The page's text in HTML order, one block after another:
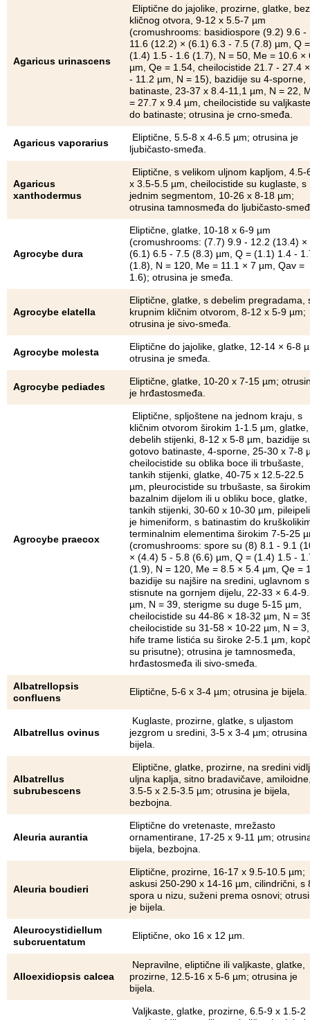
Agaricus urinascens
Eliptične do jajolike, prozirne, glatke, bez
kličnog otvora, 9-12 x 5.5-7 µm
(cromushrooms: basidiospore (9.2) 9.6 -
11.6 (12.2) × (6.1) 6.3 - 7.5 (7.8) µm, Q =
(1.4) 1.5 - 1.6 (1.7), N = 50, Me = 10.6 ×
µm, Qe = 1.54, cheilocistide 21.7 - 27.4
- 11.2 µm, N = 15), bazidije su 4-sporne,
batinaste, 23-37 x 8.4-11,1 µm, N = 22,
= 27.7 x 9.4 µm, cheilocistide su valjkaste
do batinaste; otrusina je crno-smeđa.
Agaricus vaporarius
Eliptične, 5.5-8 x 4-6.5 µm; otrusina je
ljubičasto-smeđa.
Agaricus
xanthodermus
Eliptične, s velikom uljnom kapljom, 4.5-
x 3.5-5.5 µm, cheilocistide su kuglaste, s
jednim segmentom, 10-26 x 8-18 µm;
otrusina tamnosmeđa do ljubičasto-
Agrocybe dura
Eliptične, glatke, 10-18 x 6-9 µm
(cromushrooms: (7.7) 9.9 - 12.2 (13.4) ×
(6.1) 6.5 - 7.5 (8.3) µm, Q = (1.1) 1.4 -
(1.8), N = 120, Me = 11.1 × 7 µm, Qav =
1.6); otrusina je smeđa.
Agrocybe elatella
Eliptične, glatke, s debelim pregradama,
krupnim kličnim otvorom, 8-12 x 5-9 µm;
otrusina je sivo-smeđa.
Agrocybe molesta
Eliptične do jajolike, glatke, 12-14 × 6-8
otrusina je smeđa.
Agrocybe pediades
Eliptične, glatke, 10-20 x 7-15 µm;
je hrđastosmeđa.
Agrocybe praecox
Eliptične, spljoštene na jednom kraju, s
kličnim otvorom širokim 1-1.5 µm, glatke,
debelih stijenki, 8-12 x 5-8 µm, bazidije
gotovo batinaste, 4-sporne, 25-30 x 7-8
cheilocistide su oblika boce ili trbušaste,
tankih stijenki, glatke, 40-75 x 12.5-22.5
µm, pleurocistide su trbušaste, sa širokim
bazalnim dijelom ili u obliku boce, glatke,
tankih stijenki, 30-60 x 10-30 µm,
je himeniform, s batinastim do
terminalnim elementima širokim 7-5-25
(cromushrooms: spore su (8) 8.1 - 9.1
× (4.4) 5 - 5.8 (6.6) µm, Q = (1.4) 1.5 -
(1.9), N = 120, Me = 8.5 × 5.4 µm, Qe =
bazidije su najšire na sredini, uglavnom
stisnute na gornjem dijelu, 22-33 × 6.4-
µm, N = 39, sterigme su duge 5-15 µm,
cheilocistide su 44-86 × 18-32 µm, N =
cheilocistide su 31-58 × 10-22 µm, N = 3,
hife trame listića su široke 2-5.1 µm,
su prisutne); otrusina je tamnosmeđa,
hrđastosmeđa ili sivo-smeđa.
Albatrellopsis
confluens
Eliptične, 5-6 x 3-4 µm; otrusina je bijela.
Albatrellus ovinus
Kuglaste, prozirne, glatke, s uljastom
jezgrom u sredini, 3-5 x 3-4 µm; otrusina
bijela.
Albatrellus
subrubescens
Eliptične, glatke, prozirne, na sredini
uljna kaplja, sitno bradavičave,
3.5-5 x 2.5-3.5 µm; otrusina je bijela,
bezbojna.
Aleuria aurantia
Eliptične do vretenaste, mrežasto
ornamentirane, 17-25 x 9-11 µm;
bijela, bezbojna.
Aleuria boudieri
Eliptične, prozirne, 16-17 x 9.5-10.5 µm;
askusi 250-290 x 14-16 µm, cilindrični, s
spora u nizu, suženi prema osnovi;
je bijela.
Aleurocystidiellum
subcruentatum
Eliptične, oko 16 x 12 µm.
Alloexidiopsis calcea
Nepravilne, eliptične ili valjkaste, glatke,
prozirne, 12.5-16 x 5-6 µm; otrusina je
bijela.
Valjkaste, glatke, prozirne, 6.5-9 x 1.5-2